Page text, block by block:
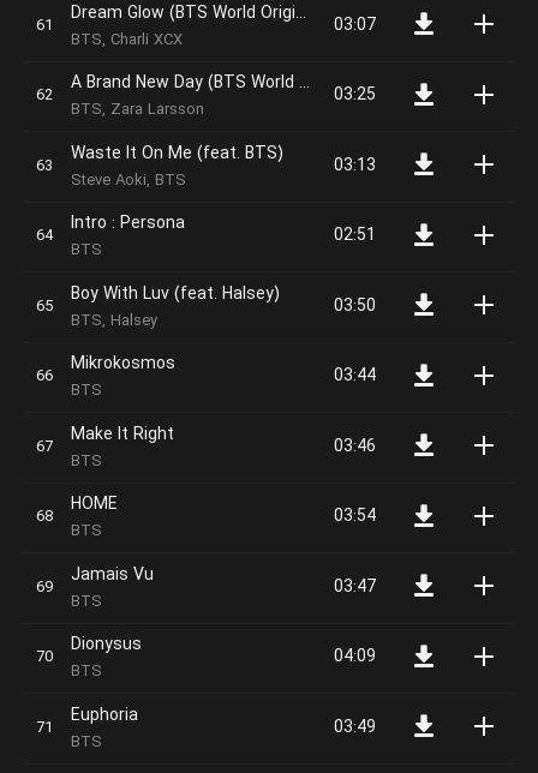
Dream Glow (BTS World Original Soundtrack) [Pt. 1]
BTS, Charli XCX
03:07
A Brand New Day (BTS World Original Soundtrack) [Pt. 2]
BTS, Zara Larsson
03:25
Waste It On Me (feat. BTS)
Steve Aoki, BTS
03:13
Intro : Persona
BTS
02:51
Boy With Luv (feat. Halsey)
BTS, Halsey
03:50
Mikrokosmos
BTS
03:44
Make It Right
BTS
03:46
HOME
BTS
03:54
Jamais Vu
BTS
03:47
Dionysus
BTS
04:09
Euphoria
BTS
03:49